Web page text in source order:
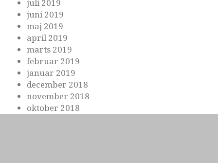
juli 2019
juni 2019
maj 2019
april 2019
marts 2019
februar 2019
januar 2019
december 2018
november 2018
oktober 2018